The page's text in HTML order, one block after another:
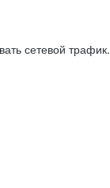
сетевой трафик.